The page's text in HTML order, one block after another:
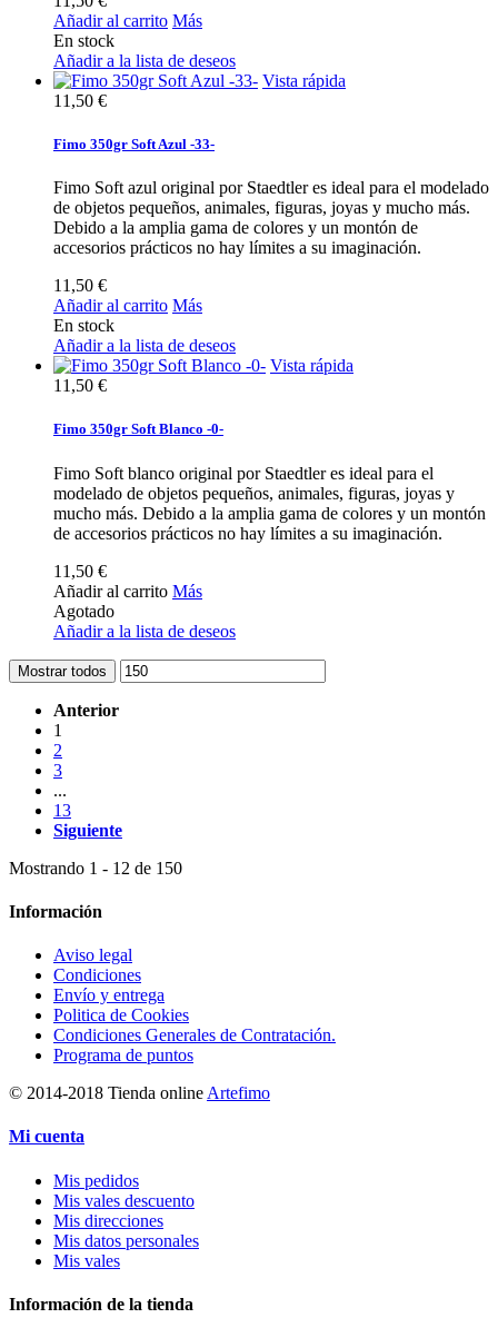
Añadir al carrito Más
En stock
Añadir a la lista de deseos
Vista rápida
11,50 €
Fimo 350gr Soft Azul -33-
Fimo Soft azul original por Staedtler es ideal para el modelado
de objetos pequeños, animales, figuras, joyas y mucho más.
Debido a la amplia gama de colores y un montón de
accesorios prácticos no hay límites a su imaginación.
11,50 €
Añadir al carrito Más
En stock
Añadir a la lista de deseos
Vista rápida
11,50 €
Fimo 350gr Soft Blanco -0-
Fimo Soft blanco original por Staedtler es ideal para el
modelado de objetos pequeños, animales, figuras, joyas y
mucho más. Debido a la amplia gama de colores y un montón
de accesorios prácticos no hay límites a su imaginación.
11,50 €
Añadir al carrito Más
Agotado
Añadir a la lista de deseos
Mostrar todos
Anterior
1
2
3
...
13
Siguiente
Mostrando 1 - 12 de 150
Información
Aviso legal
Condiciones
Envío y entrega
Politica de Cookies
Condiciones Generales de Contratación.
Programa de puntos
© 2014-2018 Tienda online Artefimo
Mi cuenta
Mis pedidos
Mis vales descuento
Mis direcciones
Mis datos personales
Mis vales
Información de la tienda